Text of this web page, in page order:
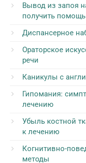
Вывод из запоя
получить помощь
Диспансерное
Ораторское
речи
Каникулы с
Гипомания:
лечению
Убыль костной
к лечению
Когнитивно-
методы